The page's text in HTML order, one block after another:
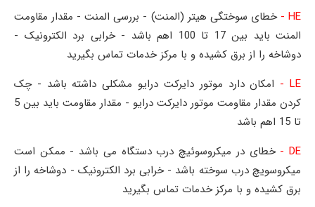
HE -
خطای سوختگی هیتر (المنت) - بررسی المنت - مقدار مقاومت
المنت باید بین 17 تا 100 اهم باشد - خرابی برد الکترونیک -
دوشاخه را از برق کشیده و با مرکز خدمات تماس بگیرید
LE -
امکان دارد موتور دایرکت درایو مشکلی داشته باشد - چک
کردن مقدار مقاومت موتور دایرکت درایو - مقدار مقاومت باید بین 5
تا 15 اهم باشد
DE -
خطای در میکروسوئیچ درب دستگاه می باشد - ممکن است
میکروسویچ درب سوخته باشد - خرابی برد الکترونیک - دوشاخه را از
برق کشیده و با مرکز خدمات تماس بگیرید